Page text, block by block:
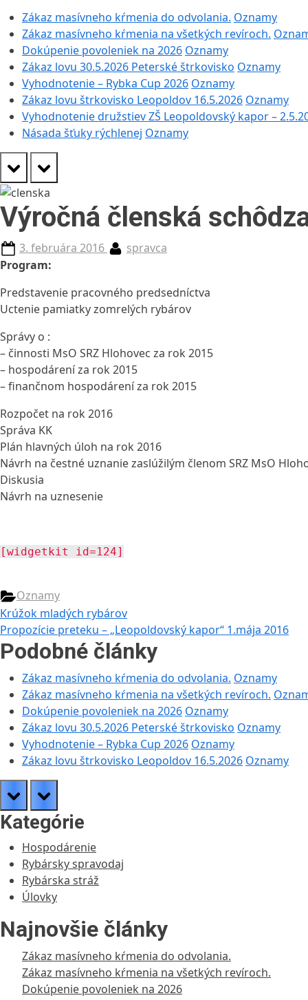
Zákaz masívneho kŕmenia do odvolania. Oznamy
Zákaz masívneho kŕmenia na všetkých revíroch.
Dokúpenie povoleniek na 2026 Oznamy
Zákaz lovu 30.5.2026 Peterské štrkovisko Oznamy
Vyhodnotenie – Rybka Cup 2026 Oznamy
Zákaz lovu štrkovisko Leopoldov 16.5.2026 Oznamy
Vyhodnotenie družstiev ZŠ Leopoldovský kapor –
Násada šťuky rýchlenej Oznamy
prev next
Výročná členská
Posted
on
3. februára 2016 By
spravca
Program:
Predstavenie pracovného predsedníctva
Uctenie pamiatky zomrelých rybárov
Správy o :
– činnosti MsO SRZ Hlohovec za rok 2015
– hospodárení za rok 2015
– finančnom hospodárení za rok 2015
Rozpočet na rok 2016
Správa KK
Plán hlavných úloh na rok 2016
Návrh na čestné uznanie zaslúžilým členom SRZ MsO
Diskusia
Návrh na uznesenie
[widgetkit id=124]
Oznamy
Navigácia
v
článku
Previous
Post:
Krúžok mladých rybárov
Next
Post:
Propozície preteku – „Leopoldovský kapor“ 1.mája 2016
Podobné články
Zákaz masívneho kŕmenia do odvolania. Oznamy
Zákaz masívneho kŕmenia na všetkých revíroch.
Dokúpenie povoleniek na 2026 Oznamy
Zákaz lovu 30.5.2026 Peterské štrkovisko Oznamy
Vyhodnotenie – Rybka Cup 2026 Oznamy
Zákaz lovu štrkovisko Leopoldov 16.5.2026 Oznamy
prev next
Kategórie
Hospodárenie
Rybársky spravodaj
Rybárska stráž
Úlovky
Najnovšie články
Zákaz masívneho kŕmenia do odvolania.
Zákaz masívneho kŕmenia na všetkých revíroch.
Dokúpenie povoleniek na 2026